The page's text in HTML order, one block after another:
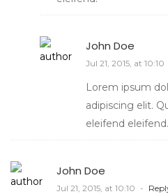
John Doe
Jul 21, 2015, at 10:10
Lorem ipsum
adipiscing elit.
eleifend eleifend.
John Doe
Jul 21, 2015, at 10:10 -